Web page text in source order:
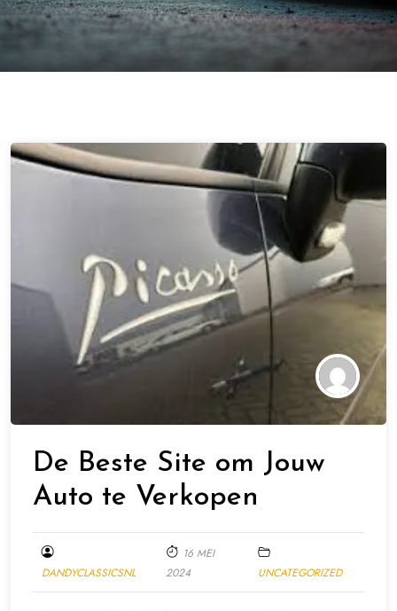
De Beste Site om Jouw
Auto te Verkopen
DANDYCLASSICSNL
16 MEI
2024
UNCATEGORIZED